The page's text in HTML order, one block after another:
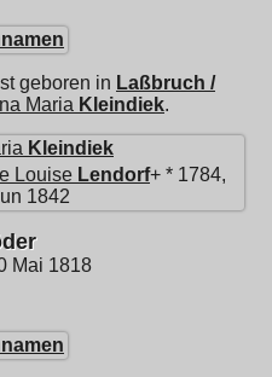
geboren in Laßbruch /
Maria Kleindiek.
Kleindiek
Louise Lendorf+ * 1784,
1842
Mai 1818